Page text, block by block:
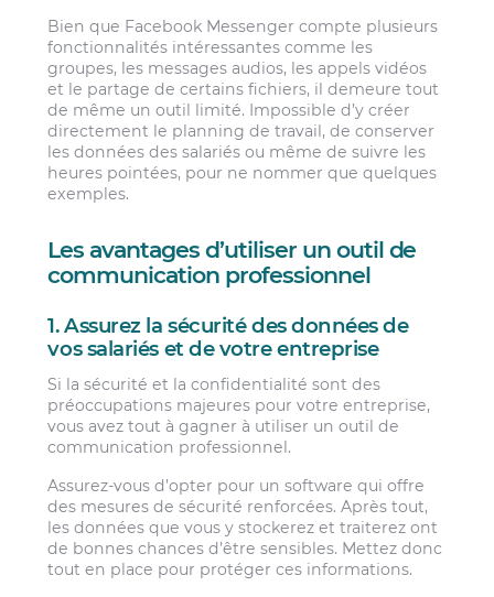
Bien que Facebook Messenger compte plusieurs
fonctionnalités intéressantes comme les
groupes, les messages audios, les appels vidéos
et le partage de certains fichiers, il demeure tout
de même un outil limité. Impossible d’y créer
directement le planning de travail, de conserver
les données des salariés ou même de suivre les
heures pointées, pour ne nommer que quelques
exemples.
Les avantages d’utiliser un outil de
communication professionnel
1. Assurez la sécurité des données de
vos salariés et de votre entreprise
Si la sécurité et la confidentialité sont des
préoccupations majeures pour votre entreprise,
vous avez tout à gagner à utiliser un outil de
communication professionnel.
Assurez-vous d’opter pour un software qui offre
des mesures de sécurité renforcées. Après tout,
les données que vous y stockerez et traiterez ont
de bonnes chances d’être sensibles. Mettez donc
tout en place pour protéger ces informations.